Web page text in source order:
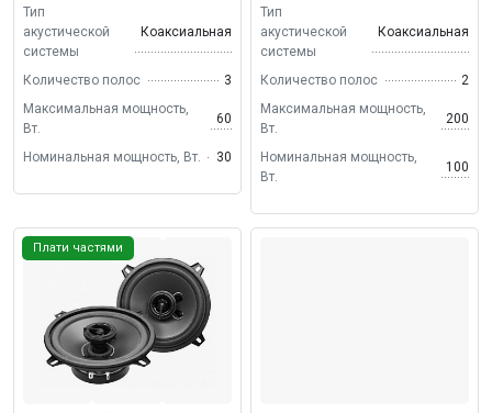
Тип
акустической
системы
Коаксиальная
Количество полос
3
Максимальная мощность,
Вт.
60
Номинальная мощность, Вт. 30
Тип
акустической
системы
Коаксиальная
Количество полос
2
Максимальная мощность,
Вт.
200
Номинальная мощность,
Вт.
100
Плати частями